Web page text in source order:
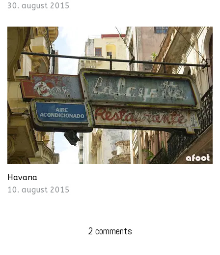
30. august 2015
Havana
10. august 2015
2 comments